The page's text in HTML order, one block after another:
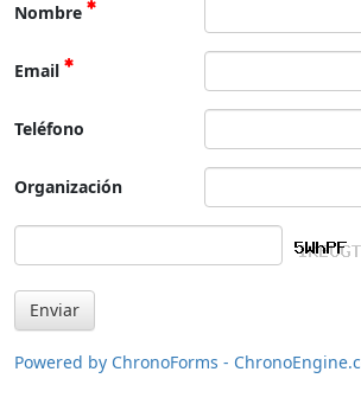
Nombre
Email
Teléfono
Organización
Powered by ChronoForms -